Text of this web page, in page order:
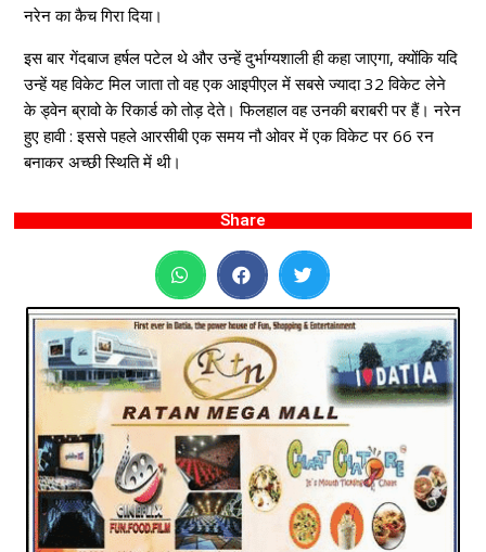
नरेन का कैच गिरा दिया।
इस बार गेंदबाज हर्षल पटेल थे और उन्हें दुर्भाग्यशाली ही कहा जाएगा, क्योंकि यदि
उन्हें यह विकेट मिल जाता तो वह एक आइपीएल में सबसे ज्यादा 32 विकेट लेने
के ड्वेन ब्रावो के रिकार्ड को तोड़ देते। फिलहाल वह उनकी बराबरी पर हैं। नरेन
हुए हावी : इससे पहले आरसीबी एक समय नौ ओवर में एक विकेट पर 66 रन
बनाकर अच्छी स्थिति में थी।
Share